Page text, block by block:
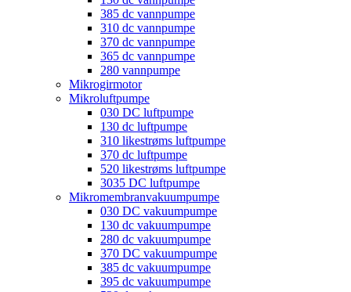
385 dc vannpumpe
310 dc vannpumpe
370 dc vannpumpe
365 dc vannpumpe
280 vannpumpe
Mikrogirmotor
Mikroluftpumpe
030 DC luftpumpe
130 dc luftpumpe
310 likestrøms luftpumpe
370 dc luftpumpe
520 likestrøms luftpumpe
3035 DC luftpumpe
Mikromembranvakuumpumpe
030 DC vakuumpumpe
130 dc vakuumpumpe
280 dc vakuumpumpe
370 DC vakuumpumpe
385 dc vakuumpumpe
395 dc vakuumpumpe